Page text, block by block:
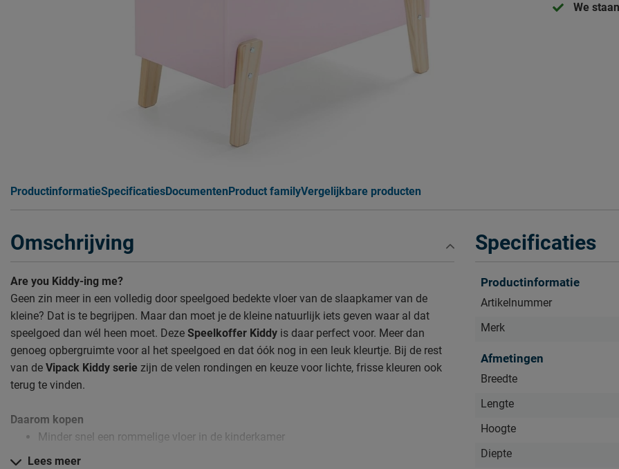
We
ProductinformatieSpecificatiesDocumenten Product familyVergelijkbare producten
Omschrijving
Are you Kiddy-ing me?
Geen zin meer in een volledig door speelgoed bedekte vloer van de slaapkamer van de
kleine? Dat is te begrijpen. Maar dan moet je de kleine natuurlijk iets geven waar al dat
speelgoed dan wél heen moet. Deze Speelkoffer Kiddy is daar perfect voor. Meer dan
genoeg opbergruimte voor al het speelgoed en dat óók nog in een leuk kleurtje. Bij de rest
van de Vipack Kiddy serie zijn de velen rondingen en keuze voor lichte, frisse kleuren ook
terug te vinden.
Daarom kopen
Minder snel een rommelige vloer in de kinderkamer
Een hele serie met dezelfde stijl meubels
Lees meer
Specificaties
Productinformatie
Artikelnummer
Merk
Afmetingen
Breedte
Lengte
Hoogte
Diepte